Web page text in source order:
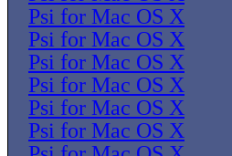
Psi for Mac OS X
Psi for Mac OS X
Psi for Mac OS X
Psi for Mac OS X
Psi for Mac OS X
Psi for Mac OS X